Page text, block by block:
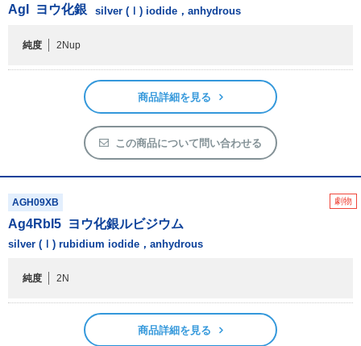
AgI ヨウ化銀 silver (Ⅰ) iodide，anhydrous
純度 2Nup
商品詳細を見る
この商品について問い合わせる
劇物
AGH09XB
Ag4RbI 5 ヨウ化銀ルビジウム
silver (Ⅰ) rubidium iodide，anhydrous
純度 2N
商品詳細を見る